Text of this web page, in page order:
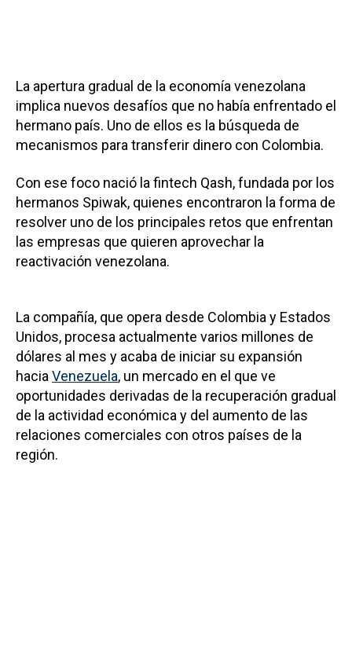
La apertura gradual de la economía venezolana
implica nuevos desafíos que no había enfrentado el
hermano país. Uno de ellos es la búsqueda de
mecanismos para transferir dinero con Colombia.
Con ese foco nació la fintech Qash, fundada por los
hermanos Spiwak, quienes encontraron la forma de
resolver uno de los principales retos que enfrentan
las empresas que quieren aprovechar la
reactivación venezolana.
La compañía, que opera desde Colombia y Estados
Unidos, procesa actualmente varios millones de
dólares al mes y acaba de iniciar su expansión
haciaVenezuela, un mercado en el que ve
oportunidades derivadas de la recuperación gradual
de la actividad económica y del aumento de las
relaciones comerciales con otros países de la
región.